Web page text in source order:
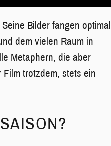
Bilder fangen optimal
dem vielen Raum in
Metaphern, die aber
trotzdem, stets ein